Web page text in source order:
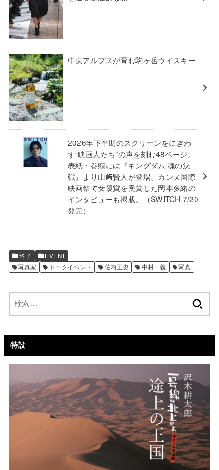
中央アルプスが育む駒ヶ岳ウイスキー
2026年下半期のスクリーンをにぎわ
す“映画人たち”の声を刻む48ページ。
表紙・巻頭には『キングダム 魂の決
戦』より山﨑賢人が登場。カンヌ国際
映画祭で女優賞を受賞した岡本多緒の
インタビューも掲載。（SWITCH 7/20
発売）
終了
EVENT
写真家
トークイベント 佐内正史 中村一義 写真
特設